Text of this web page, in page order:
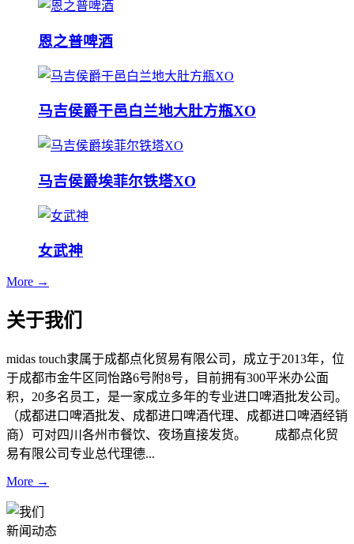
恩之普啤酒
马吉侯爵干邑白兰地大肚方瓶XO
马吉侯爵埃菲尔铁塔XO
女武神
More →
关于我们
midas touch隶属于成都点化贸易有限公司，成立于2013年，位
于成都市金牛区同怡路6号附8号，目前拥有300平米办公面
积，20多名员工，是一家成立多年的专业进口啤酒批发公司。
（成都进口啤酒批发、成都进口啤酒代理、成都进口啤酒经销
商）可对四川各州市餐饮、夜场直接发货。 成都点化贸
易有限公司专业总代理德...
More →
新闻动态